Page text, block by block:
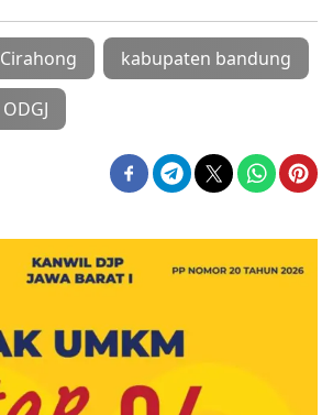
kabupaten bandung
ODGJ